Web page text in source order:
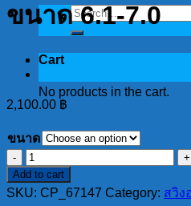
Search
for:
Cart
No products in the cart.
ขนาด 6.1-7.0
2,100.00 ฿
ขนาด
สวิง
อาร์ม
ชา
Add to cart
SKU: CP_67147 Category: สวิง